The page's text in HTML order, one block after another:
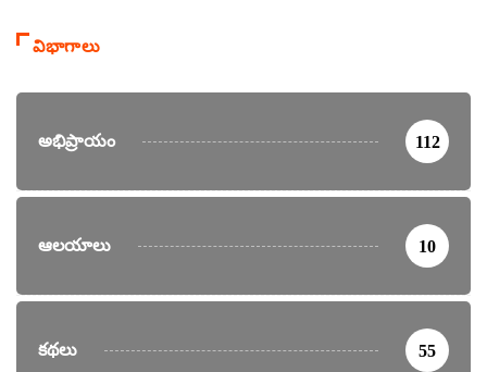
విభాగాలు
అభిప్రాయం 112
ఆలయాలు 10
కథలు 55